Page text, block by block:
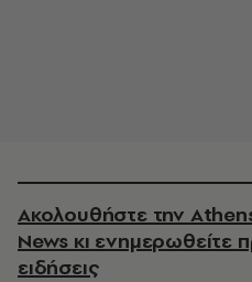
Ακολουθήστε την
News κι ενημερωθείτε
ειδήσεις